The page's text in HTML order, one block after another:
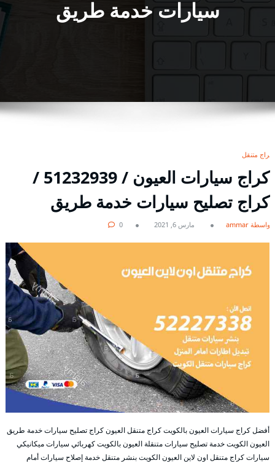
سيارات خدمة طريق
كراج متنقل
كراج سيارات العيون / 51232939‬ /
كراج تصليح سيارات خدمة طريق
بواسطة ammar مارس 6, 2021 0
أفضل كراج سيارات العيون بالكويت كراج متنقل العيون كراج تصليح سيارات خدمة طريق
العيون الكويت خدمة تصليح سيارات متنقلة العيون بالكويت كهربائي سيارات ميكانيكي
سيارات كراج متنقل اون لاين العيون الكويت بنشر متنقل خدمة إصلاح سيارات أمام